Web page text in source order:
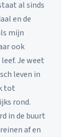
al sinds
en de
mijn
ook
Je weet
leven in
tot
rond.
in de buurt
af en